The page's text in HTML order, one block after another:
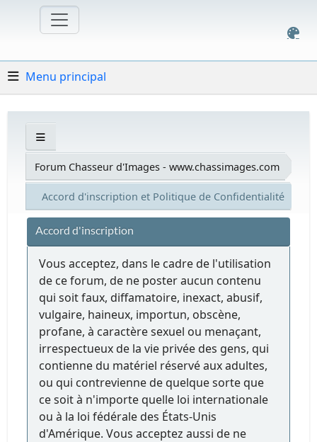
Menu principal
Forum Chasseur d'Images - www.chassimages.com
Accord d'inscription et Politique de Confidentialité
Accord d'inscription
Vous acceptez, dans le cadre de l'utilisation
de ce forum, de ne poster aucun contenu
qui soit faux, diffamatoire, inexact, abusif,
vulgaire, haineux, importun, obscène,
profane, à caractère sexuel ou menaçant,
irrespectueux de la vie privée des gens, qui
contienne du matériel réservé aux adultes,
ou qui contrevienne de quelque sorte que
ce soit à n'importe quelle loi internationale
ou à la loi fédérale des États-Unis
d'Amérique. Vous acceptez aussi de ne